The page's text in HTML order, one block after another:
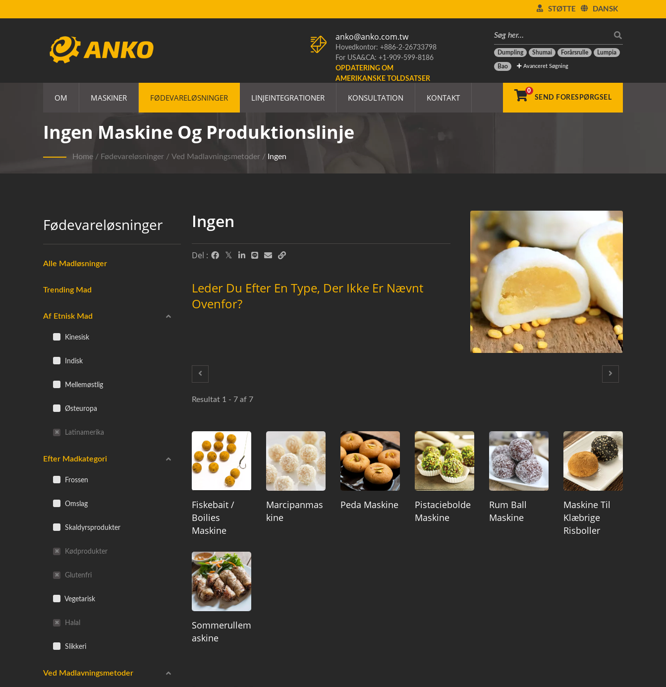
DANSK
STØTTE
Dumpling Shumai Forårsrulle Lumpia
Bao Avanceret Søgning
anko@anko.com.tw
Hovedkontor: +886-2-26733798
For USA&CA: +1-909-599-8186
OPDATERING OM
AMERIKANSKE TOLDSATSER
OM MASKINER FØDEVARELØSNINGER LINJEINTEGRATIONER KONSULTATION KONTAKT
0
SEND FORESPØRGSEL
Ingen Maskine Og Produktionslinje
Home / Fødevareløsninger / Ved Madlavningsmetoder / Ingen
Fødevareløsninger
Alle Madløsninger
Trending Mad
Af Etnisk Mad
Kinesisk
Indisk
Mellemøstlig
Østeuropa
Latinamerika
Efter Madkategori
Frossen
Omslag
Skaldyrsprodukter
Kødprodukter
Glutenfri
Vegetarisk
Halal
Slikkeri
Ved Madlavningsmetoder
Ingen
Del :
Leder Du Efter En Type, Der Ikke Er Nævnt
Ovenfor?
Resultat 1 - 7 af 7
Fiskebait /
Boilies
Maskine
Marcipanmas
Kine
Peda Maskine
Pistaciebolde
Maskine
Rum Ball
Maskine
Maskine Til
Klæbrige
Risboller
Sommerullem
Askine